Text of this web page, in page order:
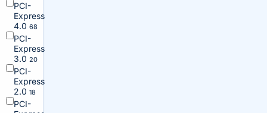
PCI-
Express
4.0 68
PCI-
Express
3.0 20
PCI-
Express
2.0 18
PCI-